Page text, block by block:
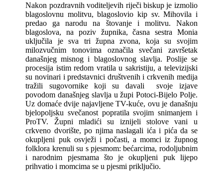
Nakon pozdravnih voditeljevih riječi biskup je izmolio
blagoslovnu molitvu, blagoslovio kip sv. Mihovila i
predao ga narodu na štovanje i molitvu. Nakon
blagoslova, na poziv župnika, časna sestra Monia
uključila je sva tri župna zvona, koja su svojim
milozvučnim tonovima označila svečani završetak
današnjeg misnog i blagoslovnog slavlja. Poslije se
procesija istim redom vratila u sakristiju, a televizijski
su novinari i predstavnici društvenih i crkvenih medija
tražili sugovornike koji su davali svoje izjave
povodom današnjeg slavlja u župi Potoci-Bijelo Polje.
Uz domaće dvije najavljene TV-kuće, ovu je današnju
bjelopoljsku svečanost popratila svojim snimanjem i
ProTV. Župni mladići su iznijeli stolove vani u
crkveno dvorište, po njima naslagali ića i pića da se
okupljeni puk osvježi i počasti, a momci iz župnog
folklora krenuli su s pjesmom: bećarcima, rodoljubnim
i narodnim pjesmama što je okupljeni puk lijepo
prihvatio i momcima se u pjesmi priključio.